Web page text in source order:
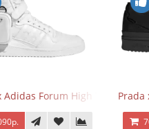
Adidas Forum High TriplePrada